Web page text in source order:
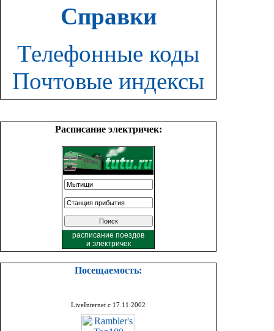
Справки
Телефонные коды
Почтовые индексы
Расписание электричек:
расписание поездов
и электричек
Посещаемость:
LiveInternet с 17.11.2002